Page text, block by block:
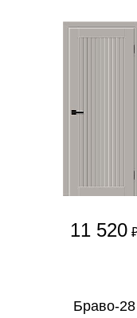
11 520
Браво-28